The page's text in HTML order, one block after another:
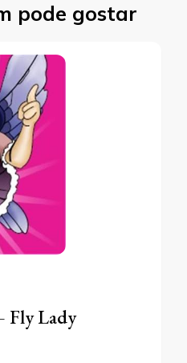
pode gostar
Fly Lady